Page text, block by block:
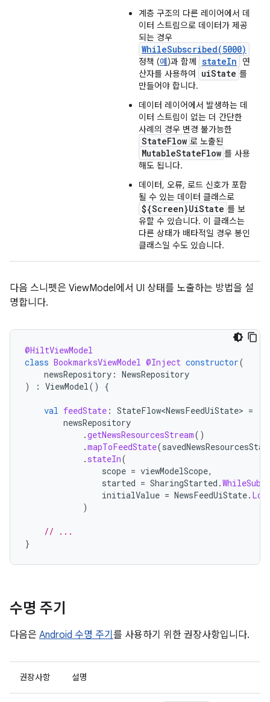
계층 구조의 다른 레이어에서 데
이터 스트림으로 데이터가 제공
되는 경우
WhileSubscribed(5000)
정책 (예)과 함께 stateIn
연
산자를 사용하여
uiState 를
만들어야 합니다.
데이터 레이어에서 발생하는 데
이터 스트림이 없는 더 간단한
사례의 경우 변경 불가능한
StateFlow 로 노출된
MutableStateFlow 를 사용
해도 됩니다.
데이터, 오류, 로드 신호가 포함
될 수 있는 데이터 클래스로
${Screen}UiState 를 보
유할 수 있습니다. 이 클래스는
다른 상태가 배타적일 경우 봉인
클래스일 수도 있습니다.
다음 스니펫은 ViewModel에서 UI 상태를 노출하는 방법을 설
명합니다.
@HiltViewModel
class BookmarksViewModel @Inject constructor(
newsRepository : NewsRepository
)
: ViewModel() {
val feedState : StateFlow<NewsFeedUiState> =
newsRepository
.getNewsResourcesStream()
.mapToFeedState(
. stateIn(
scope = viewModelScope,
started = SharingStarted .
initialValue = NewsFeedUiState.
)
// ...
}
수명 주기
다음은 Android 수명 주기 를 사용하기 위한 권장사항입니다.
권장사항 설명